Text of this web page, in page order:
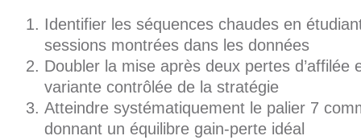
Identifier les séquences chaudes en
sessions montrées dans les données
Doubler la mise après deux pertes d’affilée
variante contrôlée de la stratégie
Atteindre systématiquement le palier 7
donnant un équilibre gain-perte idéal